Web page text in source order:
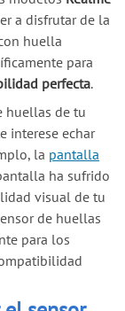
a disfrutar de la
huella
para
perfecta.
huellas de tu
interese echar
la pantalla
ha sufrido
visual de tu
de huellas
para los